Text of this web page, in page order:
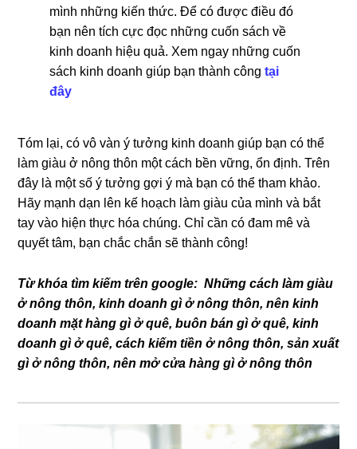
mình những kiến thức. Để có được điều đó
bạn nên tích cực đọc những cuốn sách về
kinh doanh hiệu quả. Xem ngay những cuốn
sách kinh doanh giúp bạn thành côngtại
đây
Tóm lại, có vô vàn ý tưởng kinh doanh giúp bạn có thể
làm giàu ở nông thôn một cách bền vững, ổn định. Trên
đây là một số ý tưởng gợi ý mà bạn có thể tham khảo.
Hãy mạnh dạn lên kế hoạch làm giàu của mình và bắt
tay vào hiện thực hóa chúng. Chỉ cần có đam mê và
quyết tâm, bạn chắc chắn sẽ thành công!
Từ khóa tìm kiếm trên google: Những cách làm giàu
ở nông thôn, kinh doanh gì ở nông thôn, nên kinh
doanh mặt hàng gì ở quê, buôn bán gì ở quê, kinh
doanh gì ở quê, cách kiếm tiền ở nông thôn, sản xuất
gì ở nông thôn, nên mở cửa hàng gì ở nông thôn